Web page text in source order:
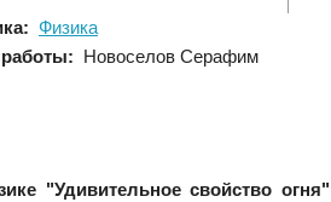
Физика
Новоселов Серафим
"Удивительное свойство огня"